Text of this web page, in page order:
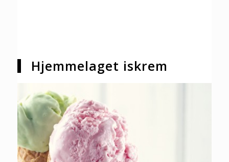
Hjemmelaget iskrem